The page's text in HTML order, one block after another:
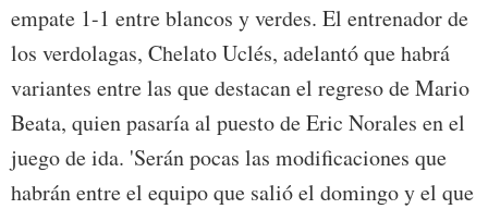
empate 1-1 entre blancos y verdes. El entrenador de
los verdolagas, Chelato Uclés, adelantó que habrá
variantes entre las que destacan el regreso de Mario
Beata, quien pasaría al puesto de Eric Norales en el
juego de ida. 'Serán pocas las modificaciones que
habrán entre el equipo que salió el domingo y el que